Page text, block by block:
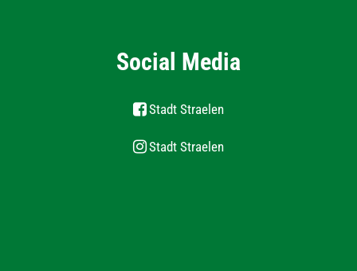
Social Media
Stadt Straelen
Stadt Straelen